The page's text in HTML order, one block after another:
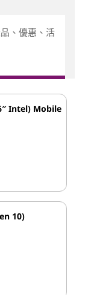
、優惠、活
Intel) Mobile
10)